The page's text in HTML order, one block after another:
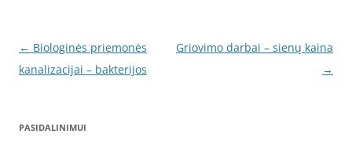
Post
navigation
← Biologinės priemonės
kanalizacijai – bakterijos
Griovimo darbai – sienų kaina
→
PASIDALINIMUI